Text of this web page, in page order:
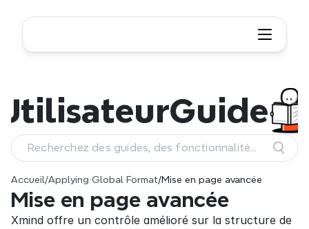
Accueil/Applying Global Format/Mise en page avancée
Mise en page avancée
Xmind offre un contrôle amélioré sur la structure de
Guide
Recherchez des guides, des fonctionnalités
et des workflows